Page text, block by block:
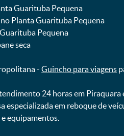
Guarituba Pequena
no Planta Guarituba Pequena
Guarituba Pequena
seca
-Guincho para viagens
24 horas em Piraquara
especializada em reboque de
equipamentos.